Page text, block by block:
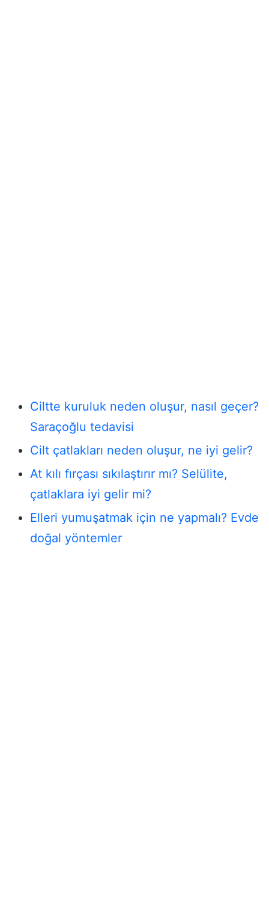
Ciltte kuruluk neden oluşur, nasıl geçer?
Saraçoğlu tedavisi
Cilt çatlakları neden oluşur, ne iyi gelir?
At kılı fırçası sıkılaştırır mı? Selülite,
çatlaklara iyi gelir mi?
Elleri yumuşatmak için ne yapmalı? Evde
doğal yöntemler